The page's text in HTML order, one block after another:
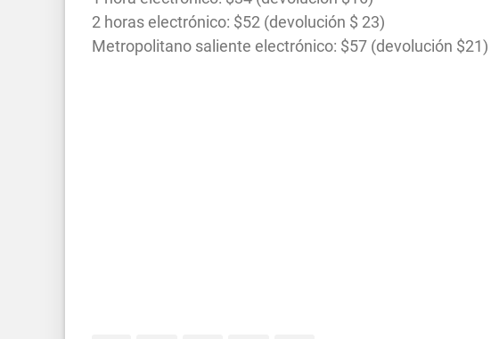
2 horas electrónico: $52 (devolución $ 23)
Metropolitano saliente electrónico: $57 (devolución $21)